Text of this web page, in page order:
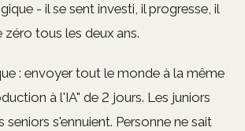
- il se sent investi, il progresse, il
zéro tous les deux ans.
: envoyer tout le monde à la même
à l'IA" de 2 jours. Les juniors
seniors s'ennuient. Personne ne sait